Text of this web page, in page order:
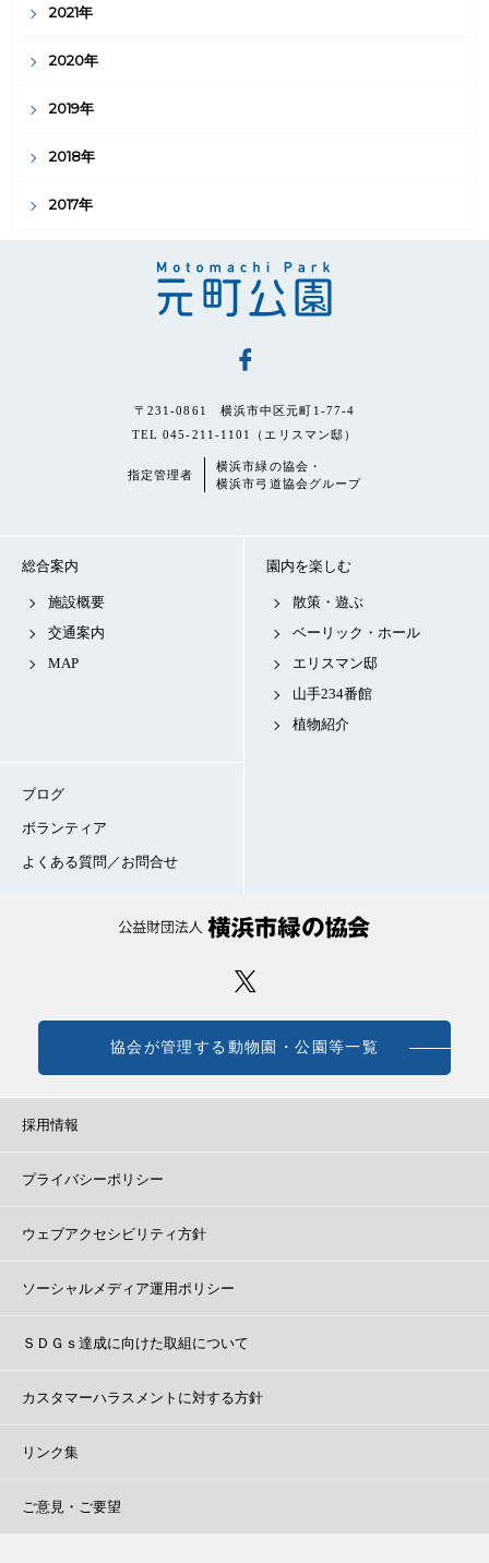
2021年
2020年
2019年
2018年
2017年
〒231-0861 横浜市中区元町1-77-4
TEL 045-211-1101（エリスマン邸）
指定管理者
横浜市緑の協会・
横浜市弓道協会グループ
総合案内
施設概要
交通案内
MAP
園内を楽しむ
散策・遊ぶ
ベーリック・ホール
エリスマン邸
山手234番館
植物紹介
ブログ
ボランティア
よくある質問／お問合せ
協会が管理する動物園・公園等一覧
採用情報
プライバシーポリシー
ウェブアクセシビリティ方針
ソーシャルメディア運用ポリシー
ＳＤＧｓ達成に向けた取組について
カスタマーハラスメントに対する方針
リンク集
ご意見・ご要望